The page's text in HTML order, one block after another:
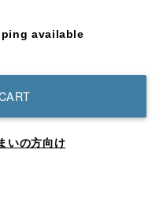
available
いの方向け